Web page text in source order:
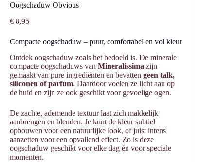
Oogschaduw Obvious
€ 8,95
Compacte oogschaduw – puur, comfortabel en vol kleur
Ontdek oogschaduw zoals het bedoeld is. De minerale
compacte oogschaduws van Mineralissima zijn
gemaakt van pure ingrediënten en bevatten geen talk,
siliconen of parfum. Daardoor voelen ze licht aan op
de huid en zijn ze ook geschikt voor gevoelige ogen.
De zachte, ademende textuur laat zich makkelijk
aanbrengen en blenden. Je kunt de kleur subtiel
opbouwen voor een natuurlijke look, of juist intens
aanzetten voor een opvallend effect. Zo is deze
oogschaduw geschikt voor elke dag én voor speciale
momenten.